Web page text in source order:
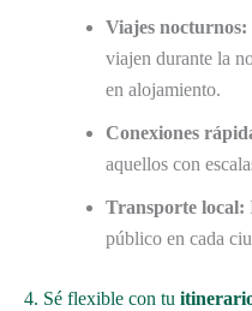
Viajes nocturnos:
viajen durante la
en alojamiento.
Conexiones
aquellos con
Transporte local:
público en cada
4. Sé flexible con tu